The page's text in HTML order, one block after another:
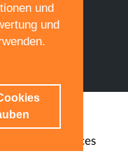
und
und